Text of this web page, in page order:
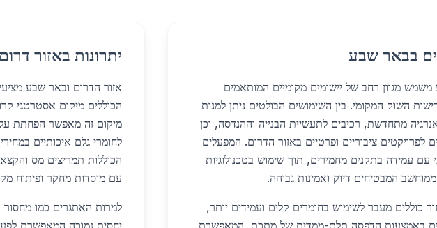
בבאר שבע
מגוון רחב של יישומים מקומיים המותאמים
השוק המקומי. בין השימושים הבולטים ניתן למנות
מתחדשת, רכיבים לתעשיית הבנייה וההנדסה, וכן
ציבוריים ופרטיים באזור הדרום. המפעלים
עם עמידה בתקנים מחמירים, תוך שימוש בטכנולוגיות
המבטיחים דיוק ואמינות גבוהה.
כוללים מעבר לשימוש בחומרים קלים ועמידים יותר,
באמצעות הדפסה תלת-ממדית של מתכת, המאפשרת
יתרונות באזור
אזור הדרום ובאר שבע
הכוללים מיקום אסטרטגי
מיקום זה מאפשר הפחתת
לחומרי גלם איכותיים
הכוללות תמריצים מס
עם מוסדות מחקר ופיתוח
למרות האתגרים כמו מחסור
יחסית נמוכה המאפשרת